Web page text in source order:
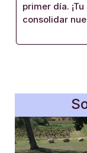
primer día.
consolidar